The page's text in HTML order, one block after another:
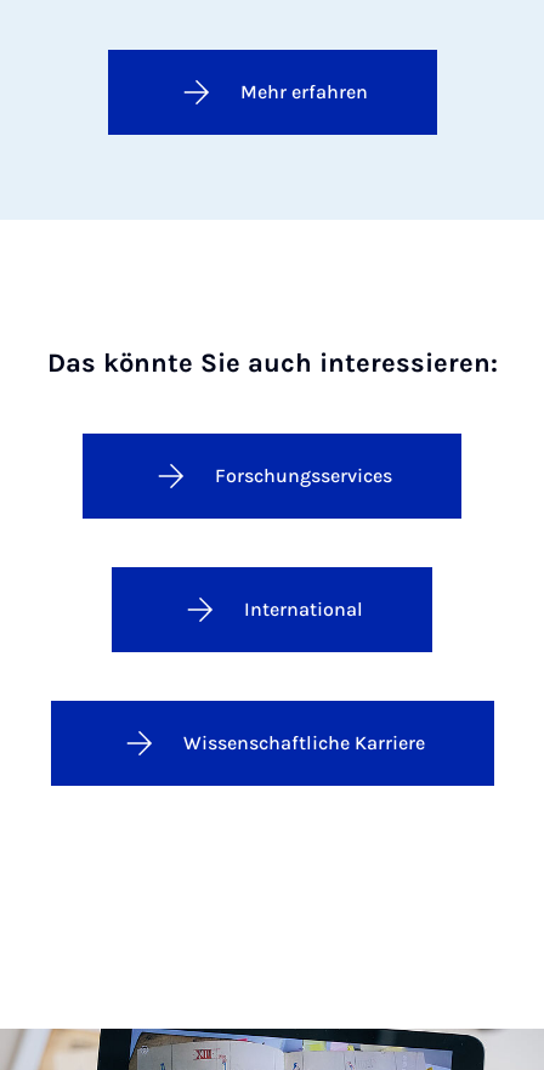
Mehr erfahren
Das könnte Sie auch interessieren:
Forschungsservices
International
Wissenschaftliche Karriere